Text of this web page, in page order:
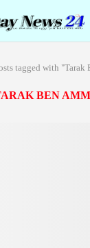
tagged with "Tarak
BEN